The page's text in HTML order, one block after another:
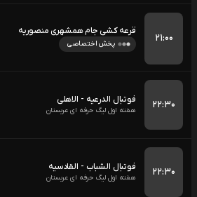
۲۱:۰۰
قرعه کشی جام همشهری منصوریه
پخش اختصاصی
۲۲:۳۰ فوتبال الدرعیه - الاهلی
هفته اول لیگ حرفه ای عربستان
۲۲:۳۰ فوتبال الشباب - القادسیه
هفته اول لیگ حرفه ای عربستان